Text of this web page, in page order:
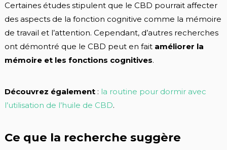
Certaines études stipulent que le CBD pourrait affecter
des aspects de la fonction cognitive comme la mémoire
de travail et l’attention. Cependant, d’autres recherches
ont démontré que le CBD peut en fait améliorer la
mémoire et les fonctions cognitives.
Découvrez également: la routine pour dormir avec
l’utilisation de l’huile de CBD.
Ce que la recherche suggère